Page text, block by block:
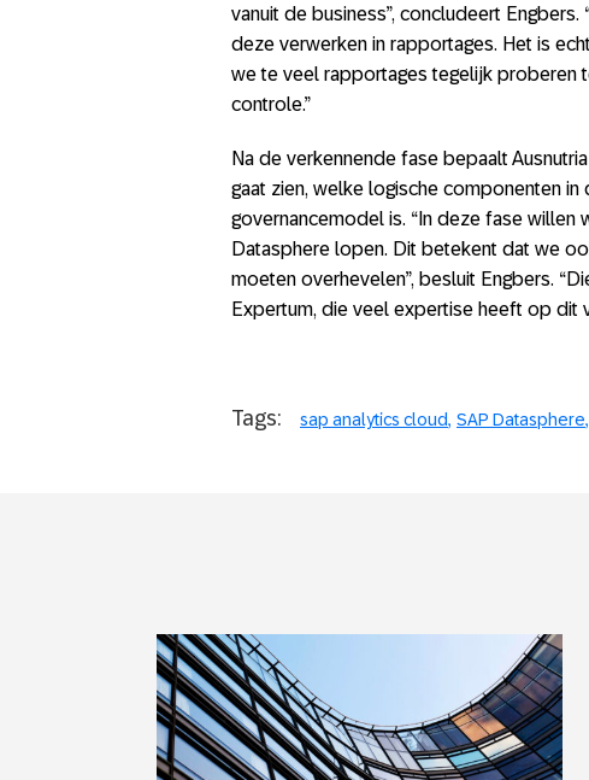
vanuit de business”, concludeert
deze verwerken in rapportages. Het is
we te veel rapportages tegelijk proberen
controle.”
Na de verkennende fase bepaalt
gaat zien, welke logische componenten in
governancemodel is. “In deze fase
Datasphere lopen. Dit betekent dat we
moeten overhevelen”, besluit Engbers.
Expertum, die veel expertise heeft op dit
Tags: sap analytics cloud SAP Datasphere